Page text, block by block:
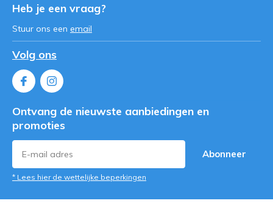
Heb je een vraag?
Stuur ons een email
Volg ons
Ontvang de nieuwste aanbiedingen en
promoties
Abonneer
* Lees hier de wettelijke beperkingen